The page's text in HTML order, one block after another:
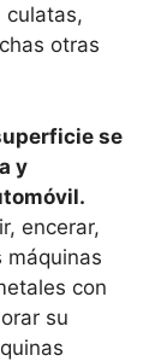
culatas,
otras
se
y
encerar,
máquinas
con
su